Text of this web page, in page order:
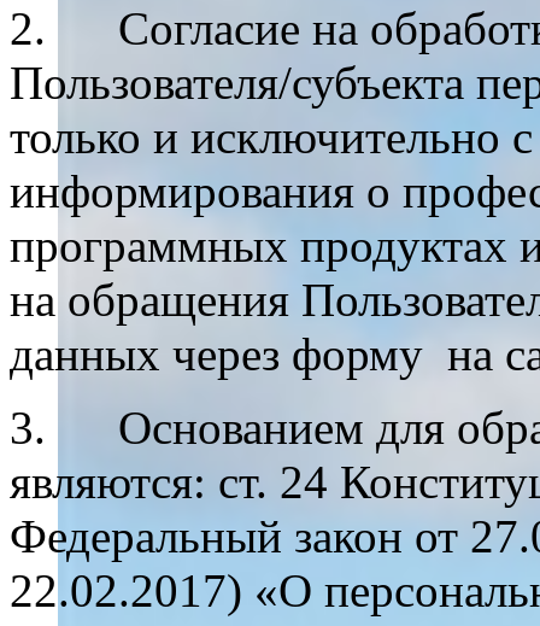
2. Согласие на
Пользователя/субъекта
только и исключительно
информирования о
программных продуктах
на обращения
данных через форму на
3. Основанием для
являются: ст. 24
Федеральный закон от
22.02.2017) «О